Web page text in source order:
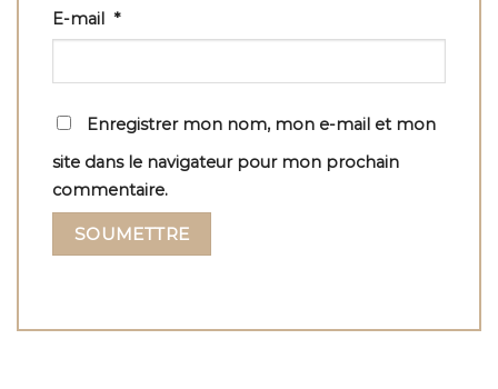
E-mail *
Enregistrer mon nom, mon e-mail et mon
site dans le navigateur pour mon prochain
commentaire.